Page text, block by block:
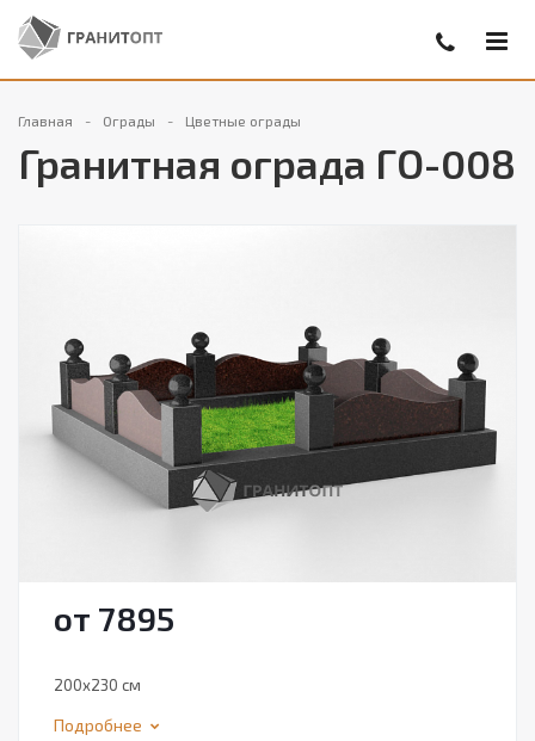
Главная Ограды Цветные ограды
Гранитная ограда ГО-008
от 7895
200х230 см
Подробнее